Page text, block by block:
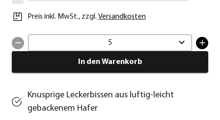
Preis inkl. MwSt., zzgl. Versandkosten
5
In den Warenkorb
Knusprige Leckerbissen aus luftig-leicht
gebackenem Hafer